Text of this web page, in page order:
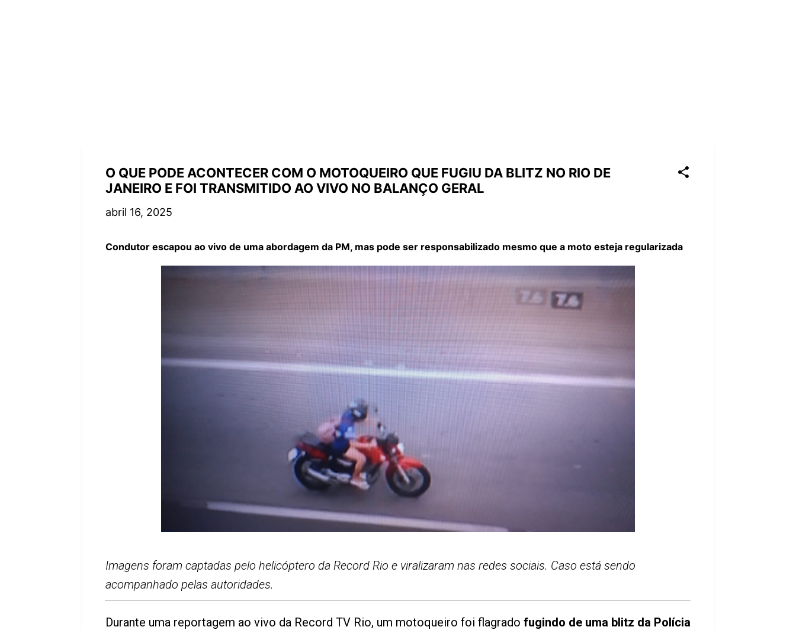
O QUE PODE ACONTECER COM O MOTOQUEIRO QUE FUGIU DA BLITZ NO RIO DE
JANEIRO E FOI TRANSMITIDO AO VIVO NO BALANÇO GERAL
abril 16, 2025
Condutor escapou ao vivo de uma abordagem da PM, mas pode ser responsabilizado mesmo que a moto esteja regularizada
Imagens foram captadas pelo helicóptero da Record Rio e viralizaram nas redes sociais. Caso está sendo
acompanhado pelas autoridades.
Durante uma reportagem ao vivo da Record TV Rio, um motoqueiro foi flagrado fugindo de uma blitz da Polícia